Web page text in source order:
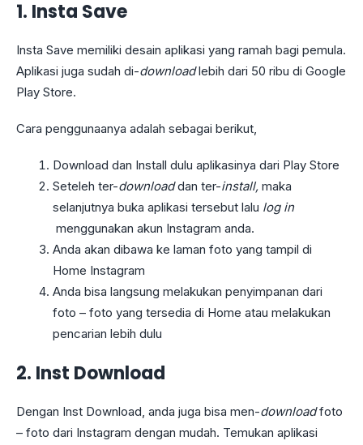
1. Insta Save
Insta Save memiliki desain aplikasi yang ramah bagi pemula.
Aplikasi juga sudah di-downloadlebih dari 50 ribu di Google
Play Store.
Cara penggunaanya adalah sebagai berikut,
Download dan Install dulu aplikasinya dari Play Store
Seteleh ter-downloaddan ter-install, maka
selanjutnya buka aplikasi tersebut lalu log in
menggunakan akun Instagram anda.
Anda akan dibawa ke laman foto yang tampil di
Home Instagram
Anda bisa langsung melakukan penyimpanan dari
foto – foto yang tersedia di Home atau melakukan
pencarian lebih dulu
2. Inst Download
Dengan Inst Download, anda juga bisa men-downloadfoto
– foto dari Instagram dengan mudah. Temukan aplikasi